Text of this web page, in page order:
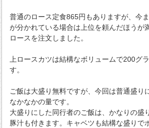
普通のロース定食865円もありますが、今
が分かれている場合は上位を頼んだほうが
ロースを注文しました。
上ロースカツは結構なボリュームで200グ
す。
ご飯は大盛り無料ですが、今回は普通盛り
なかなかの量です。
大盛りにした同行者のご飯は、かなりの盛
豚汁も付きます。キャベツも結構な盛りで